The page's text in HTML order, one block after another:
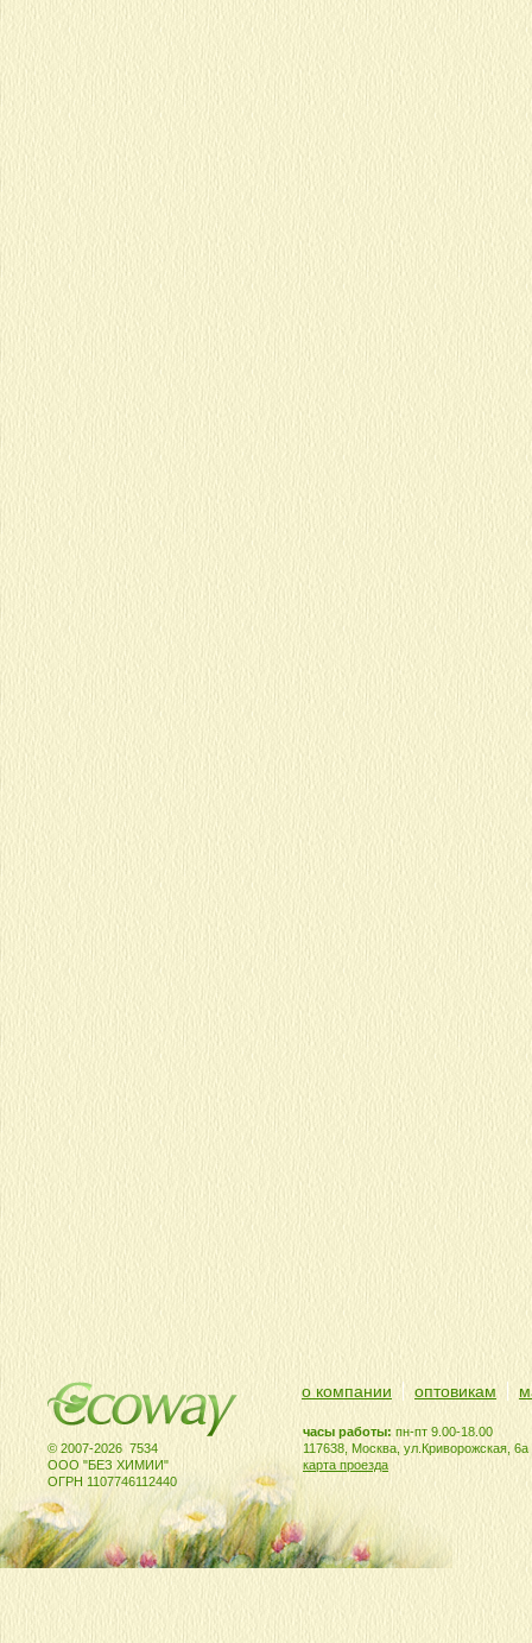
© 2007-2026 7534
ООО "БЕЗ ХИМИИ"
ОГРН 1107746112440
часы работы: пн-пт 9.00-18.00
117638, Москва, ул.Криворожская, 6а
карта проезда
о компании оптовикам